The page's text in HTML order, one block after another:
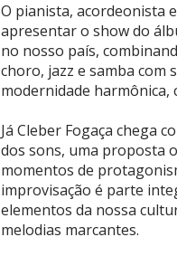
O pianista, acordeonista
apresentar o show do
no nosso país,
choro, jazz e samba com
modernidade harmônica,
Já Cleber Fogaça chega
dos sons, uma proposta
momentos de
improvisação é parte
elementos da nossa
melodias marcantes.